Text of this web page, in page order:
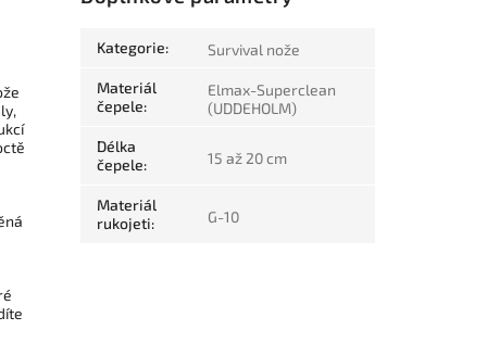
Kategorie: Survival nože
Materiál
čepele:
Elmax-Superclean
(UDDEHOLM)
Délka
čepele: 15 až 20 cm
Materiál
rukojeti: G-10